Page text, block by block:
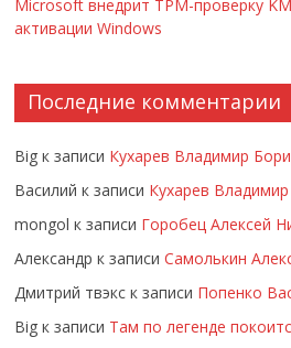
Microsoft внедрит TPM-проверку
активации Windows
Последние комментарии
Big к записи Кухарев Владимир
Василий к записи Кухарев
mongol к записи Горобец Алексей
Александр к записиСамолькин
Дмитрий твэкс к записи Попенко
Big к записи Там по легенде